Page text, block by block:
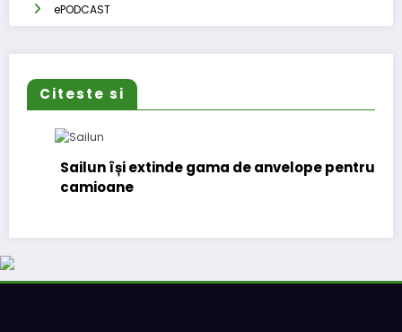
ePODCAST
Citeste si
Sailun își extinde gama de anvelope pentru
camioane